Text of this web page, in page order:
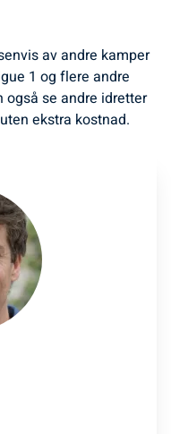
av andre kamper
1 og flere andre
også se andre idretter
ekstra kostnad.